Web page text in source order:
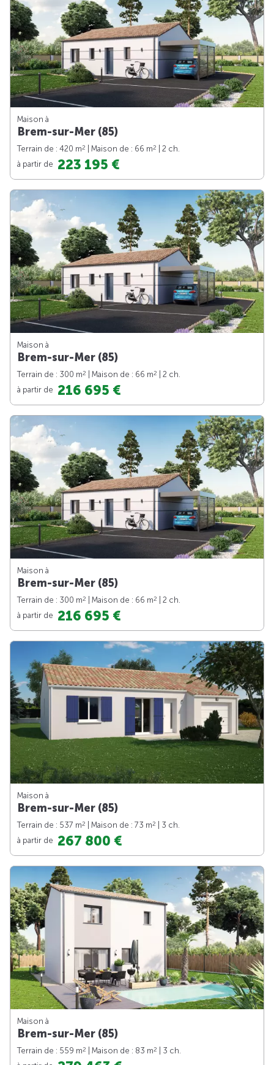
Maison à
Brem-sur-Mer (85)
Terrain de : 420 m2 | Maison de : 66 m2
| 2 ch.
à partir de 223 195 €
Maison à
Brem-sur-Mer (85)
Terrain de : 300 m2 | Maison de : 66 m2
| 2 ch.
à partir de 216 695 €
Maison à
Brem-sur-Mer (85)
Terrain de : 300 m2 | Maison de : 66 m2
| 2 ch.
à partir de 216 695 €
Maison à
Brem-sur-Mer (85)
Terrain de : 537 m2 | Maison de : 73 m2
| 3 ch.
à partir de 267 800 €
Maison à
Brem-sur-Mer (85)
Terrain de : 559 m2 | Maison de : 83 m2
| 3 ch.